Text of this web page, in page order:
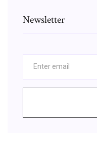
Newsletter